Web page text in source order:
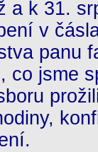
a k 31.
v
panu
co jsme